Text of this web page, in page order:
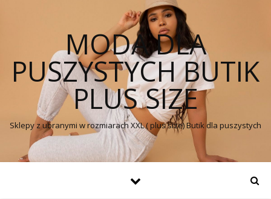
MODA DLA
PUSZYSTYCH BUTIK
PLUS SIZE
Sklepy z ubranymi w rozmiarach XXL ( plus size) Butik dla puszystych